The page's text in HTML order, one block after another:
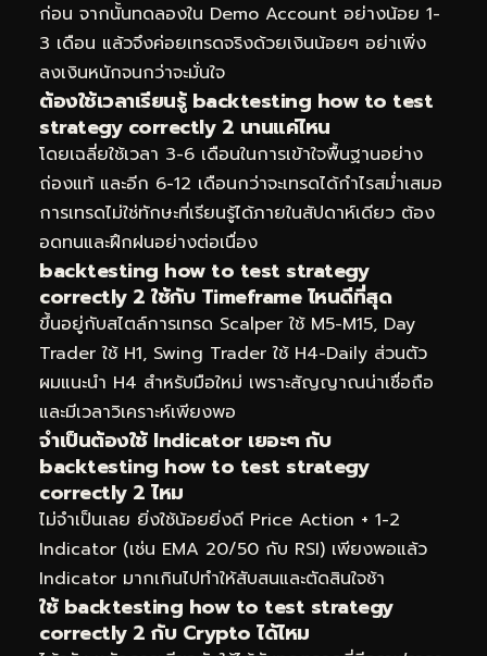
ก่อน จากนั้นทดลองใน Demo Account อย่างน้อย 1-
3 เดือน แล้วจึงค่อยเทรดจริงด้วยเงินน้อยๆ อย่าเพิ่ง
ลงเงินหนักจนกว่าจะมั่นใจ
ต้องใช้เวลาเรียนรู้ backtesting how to test
strategy correctly 2 นานแค่ไหน
โดยเฉลี่ยใช้เวลา 3-6 เดือนในการเข้าใจพื้นฐานอย่าง
ถ่องแท้ และอีก 6-12 เดือนกว่าจะเทรดได้กำไรสม่ำเสมอ
การเทรดไม่ใช่ทักษะที่เรียนรู้ได้ภายในสัปดาห์เดียว ต้อง
อดทนและฝึกฝนอย่างต่อเนื่อง
backtesting how to test strategy
correctly 2 ใช้กับ Timeframe ไหนดีที่สุด
ขึ้นอยู่กับสไตล์การเทรด Scalper ใช้ M5-M15, Day
Trader ใช้ H1, Swing Trader ใช้ H4-Daily ส่วนตัว
ผมแนะนำ H4 สำหรับมือใหม่ เพราะสัญญาณน่าเชื่อถือ
และมีเวลาวิเคราะห์เพียงพอ
จำเป็นต้องใช้ Indicator เยอะๆ กับ
backtesting how to test strategy
correctly 2 ไหม
ไม่จำเป็นเลย ยิ่งใช้น้อยยิ่งดี Price Action + 1-2
Indicator (เช่น EMA 20/50 กับ RSI) เพียงพอแล้ว
Indicator มากเกินไปทำให้สับสนและตัดสินใจช้า
ใช้ backtesting how to test strategy
correctly 2 กับ Crypto ได้ไหม